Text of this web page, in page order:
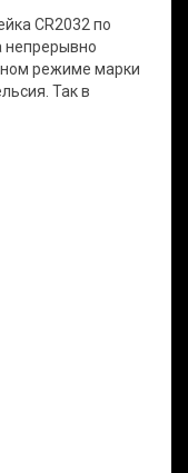
CR2032 по
непрерывно
режиме марки
Так в